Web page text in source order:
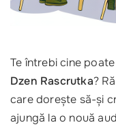
Te întrebi cine
Dzen Rascrutka?
care dorește să-și
ajungă la o nouă